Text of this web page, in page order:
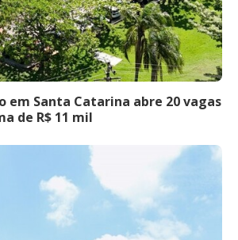
em Santa Catarina abre 20 vagas
de R$ 11 mil